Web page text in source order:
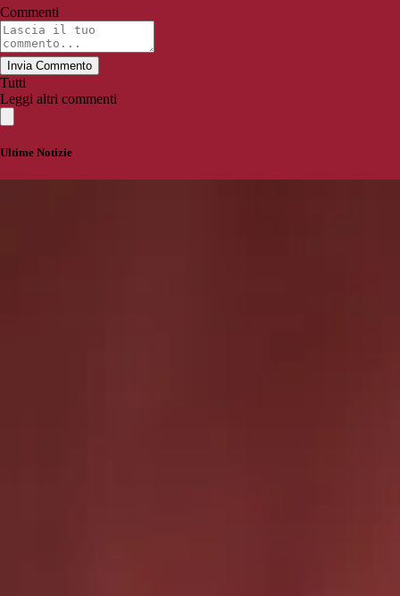
Commenti
Invia Commento
Tutti
Leggi altri commenti
Ultime Notizie